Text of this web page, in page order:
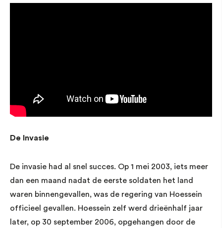
De Invasie
De invasie had al snel succes. Op 1 mei 2003, iets meer
dan een maand nadat de eerste soldaten het land
waren binnengevallen, was de regering van Hoessein
officieel gevallen. Hoessein zelf werd drieënhalf jaar
later, op 30 september 2006, opgehangen door de